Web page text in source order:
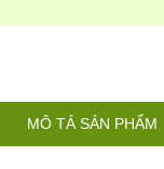
MÔ TẢ SẢN PHẨM